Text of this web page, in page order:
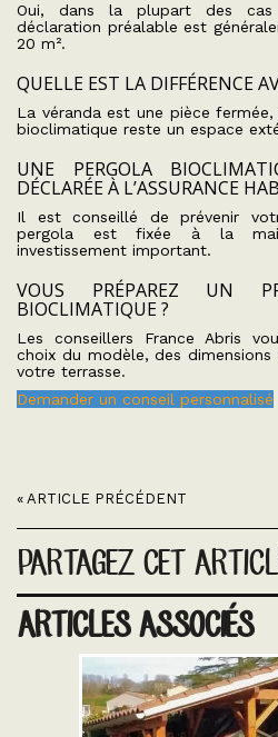
Oui, dans la plupart des
déclaration préalable est
20 m².
QUELLE EST LA DIFFÉRENCE
La véranda est une pièce
bioclimatique reste un espace
UNE PERGOLA
DÉCLARÉE À L’ASSURANCE
Il est conseillé de prévenir
pergola est fixée à la
investissement important.
VOUS PRÉPAREZ UN
BIOCLIMATIQUE ?
Les conseillers France Abris
choix du modèle, des
votre terrasse.
Demander un conseil personnalisé
« ARTICLE PRÉCÉDENT
PARTAGEZ CET
ARTICLES ASSOCIÉS